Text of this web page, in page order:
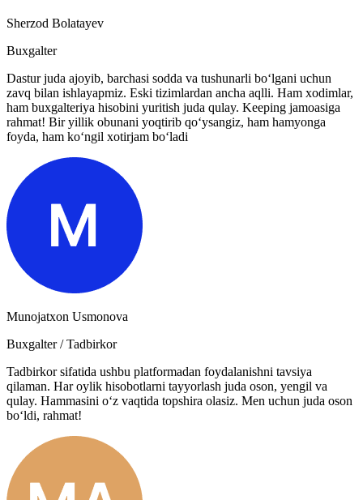
Sherzod Bolatayev
Buxgalter
Dastur juda ajoyib, barchasi sodda va tushunarli bo‘lgani uchun
zavq bilan ishlayapmiz. Eski tizimlardan ancha aqlli. Ham xodimlar,
ham buxgalteriya hisobini yuritish juda qulay. Keeping jamoasiga
rahmat! Bir yillik obunani yoqtirib qo‘ysangiz, ham hamyonga
foyda, ham ko‘ngil xotirjam bo‘ladi
Munojatxon Usmonova
Buxgalter / Tadbirkor
Tadbirkor sifatida ushbu platformadan foydalanishni tavsiya
qilaman. Har oylik hisobotlarni tayyorlash juda oson, yengil va
qulay. Hammasini o‘z vaqtida topshira olasiz. Men uchun juda oson
bo‘ldi, rahmat!